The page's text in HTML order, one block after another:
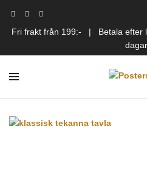
Fri frakt från 199:- | Betala efter
dagar